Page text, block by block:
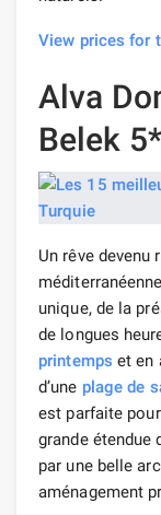
View prices for
Alva
Belek 5*
Un rêve devenu
unique, de la
de longues
printemps et en
d’une plage de
est parfaite
grande
par une belle
aménagement